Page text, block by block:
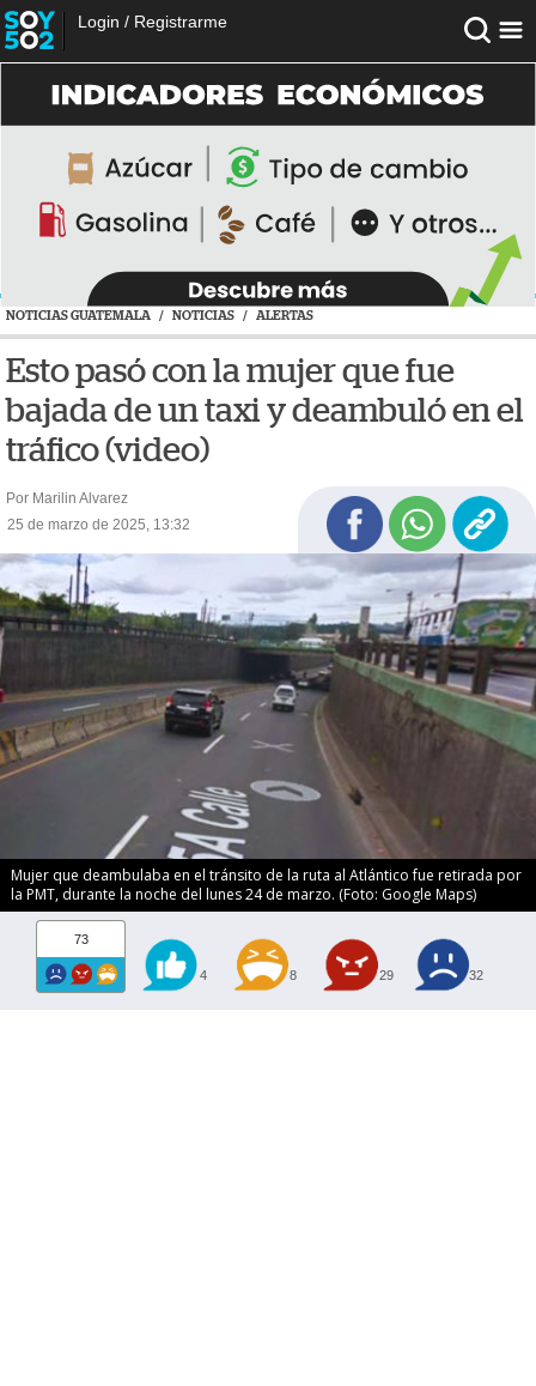
Login / Registrarme
NOTICIAS GUATEMALA / NOTICIAS / ALERTAS
Esto pasó con la mujer que fue
bajada de un taxi y deambuló en el
tráfico (video)
Por Marilin Alvarez
25 de marzo de 2025, 13:32
Mujer que deambulaba en el tránsito de la ruta al Atlántico fue retirada por
la PMT, durante la noche del lunes 24 de marzo. (Foto: Google Maps)
73
4 8 29 32